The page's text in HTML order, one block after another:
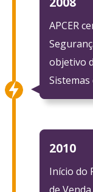
APCER
objetivo
Sistemas
2010
Início do